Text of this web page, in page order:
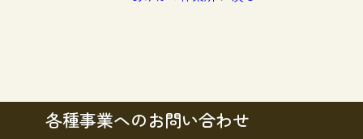
各種事業へのお問い合わせ